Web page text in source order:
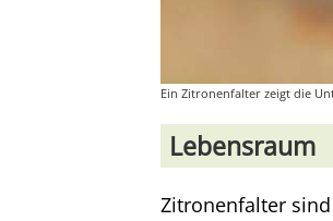
Ein Zitronenfalter zeigt die
Lebensraum
Zitronenfalter